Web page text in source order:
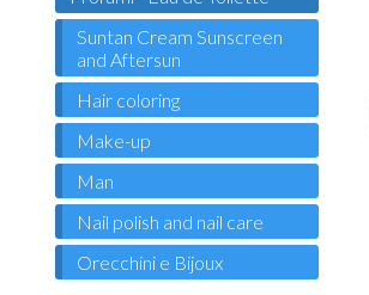
Suntan Cream Sunscreen
and Aftersun
Hair coloring
Make-up
Man
Nail polish and nail care
Orecchini e Bijoux